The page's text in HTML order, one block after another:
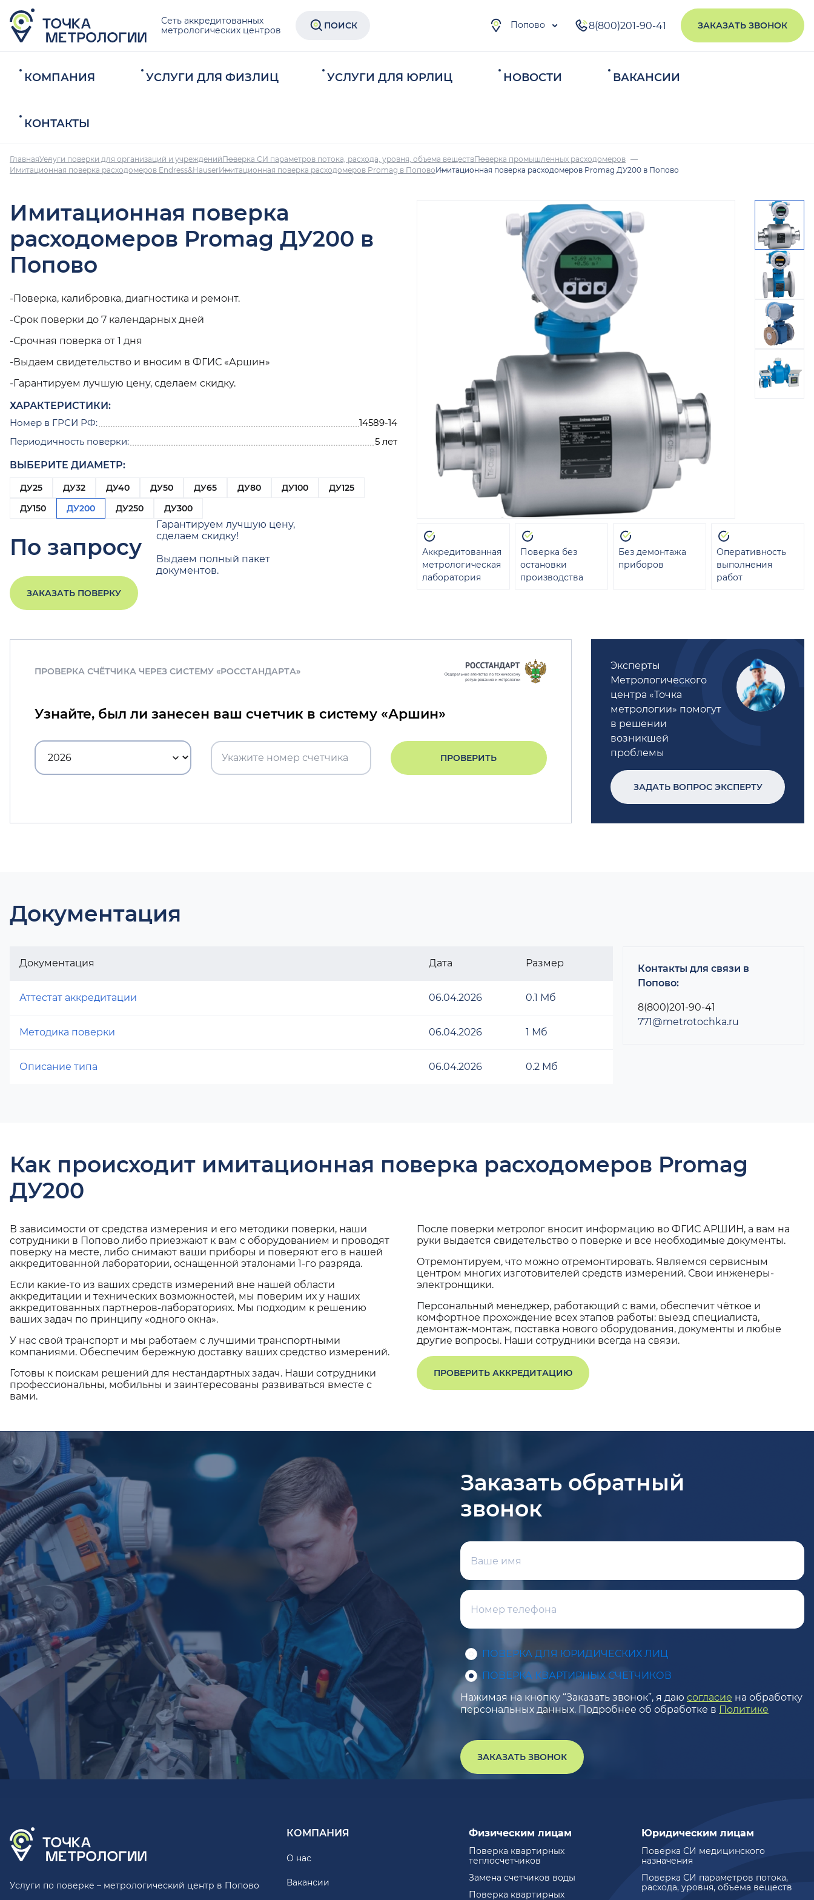
Сеть аккредитованных
метрологических центров
ПОИСК Попово 8(800)201-90-41 ЗАКАЗАТЬ ЗВОНОК
КОМПАНИЯ УСЛУГИ ДЛЯ ФИЗЛИЦ УСЛУГИ ДЛЯ ЮРЛИЦ НОВОСТИ ВАКАНСИИ
КОНТАКТЫ
ГлавнаяУслуги поверки для организаций и учрежденийПоверка СИ параметров потока, расхода, уровня, объема веществПоверка промышленных расходомеров
Имитационная поверка расходомеров Endress&HauserИмитационная поверка расходомеров Promag в ПоповоИмитационная поверка расходомеров Promag ДУ200 в Попово
Имитационная поверка
расходомеров Promag ДУ200 в
Попово
-Поверка, калибровка, диагностика и ремонт.
-Срок поверки до 7 календарных дней
-Срочная поверка от 1 дня
-Выдаем свидетельство и вносим в ФГИС «Аршин»
-Гарантируем лучшую цену, сделаем скидку.
ХАРАКТЕРИСТИКИ:
Номер в ГРСИ РФ:
14589-14
Периодичность поверки:
5 лет
ВЫБЕРИТЕ ДИАМЕТР:
ДУ25 ДУ32 ДУ40 ДУ50 ДУ65 ДУ80 ДУ100
ДУ125
ДУ150
ДУ200 ДУ250 ДУ300
По запросу
Гарантируем лучшую цену,
сделаем скидку!
Выдаем полный пакет
документов.
ЗАКАЗАТЬ ПОВЕРКУ
Аккредитованная
метрологическая
лаборатория
Поверка без
остановки
производства
Без демонтажа
приборов
Оперативность
выполнения
работ
ПРОВЕРКА СЧЁТЧИКА ЧЕРЕЗ СИСТЕМУ «РОССТАНДАРТА»
Узнайте, был ли занесен ваш счетчик в систему «Аршин»
ПРОВЕРИТЬ
Эксперты
Метрологического
центра «Точка
метрологии» помогут
в решении
возникшей
проблемы
ЗАДАТЬ ВОПРОС ЭКСПЕРТУ
Документация
Документация Дата Размер
Аттестат аккредитации 06.04.2026 0.1 Мб
Методика поверки 06.04.2026 1 Мб
Описание типа 06.04.2026 0.2 Мб
Контакты для связи в
Попово:
8(800)201-90-41
771@metrotochka.ru
Как происходит имитационная поверка расходомеров Promag
ДУ200
В зависимости от средства измерения и его методики поверки, наши
сотрудники в Попово либо приезжают к вам с оборудованием и проводят
поверку на месте, либо снимают ваши приборы и поверяют его в нашей
аккредитованной лаборатории, оснащенной эталонами 1-го разряда.
Если какие-то из ваших средств измерений вне нашей области
аккредитации и технических возможностей, мы поверим их у наших
аккредитованных партнеров-лабораториях. Мы подходим к решению
ваших задач по принципу «одного окна».
У нас свой транспорт и мы работаем с лучшими транспортными
компаниями. Обеспечим бережную доставку ваших средство измерений.
Готовы к поискам решений для нестандартных задач. Наши сотрудники
профессиональны, мобильны и заинтересованы развиваться вместе с
вами.
После поверки метролог вносит информацию во ФГИС АРШИН, а вам на
руки выдается свидетельство о поверке и все необходимые документы.
Отремонтируем, что можно отремонтировать. Являемся сервисным
центром многих изготовителей средств измерений. Свои инженеры-
электронщики.
Персональный менеджер, работающий с вами, обеспечит чёткое и
комфортное прохождение всех этапов работы: выезд специалиста,
демонтаж-монтаж, поставка нового оборудования, документы и любые
другие вопросы. Наши сотрудники всегда на связи.
ПРОВЕРИТЬ АККРЕДИТАЦИЮ
Заказать обратный
звонок
ПОВЕРКА ДЛЯ ЮРИДИЧЕСКИХ ЛИЦ
ПОВЕРКА КВАРТИРНЫХ СЧЕТЧИКОВ
Нажимая на кнопку “Заказать звонок”, я даю согласие на обработку
персональных данных. Подробнее об обработке в Политике
ЗАКАЗАТЬ ЗВОНОК
Услуги по поверке – метрологический центр в Попово
КОМПАНИЯ
О нас
Вакансии
Физическим лицам
Поверка квартирных
теплосчетчиков
Замена счетчиков воды
Поверка квартирных
Юридическим лицам
Поверка СИ медицинского
назначения
Поверка СИ параметров потока,
расхода, уровня, объема веществ